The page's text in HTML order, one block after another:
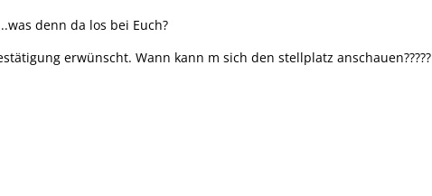
denn da los bei Euch?
erwünscht. Wann kann m sich den stellplatz anschauen?????